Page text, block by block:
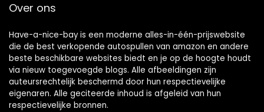
Over ons
Have-a-nice-bay is een moderne alles-in-één-prijswebsite
die de best verkopende autospullen van amazon en andere
beste beschikbare websites biedt en je op de hoogte houdt
via nieuw toegevoegde blogs. Alle afbeeldingen zijn
auteursrechtelijk beschermd door hun respectievelijke
eigenaren. Alle geciteerde inhoud is afgeleid van hun
respectievelijke bronnen.